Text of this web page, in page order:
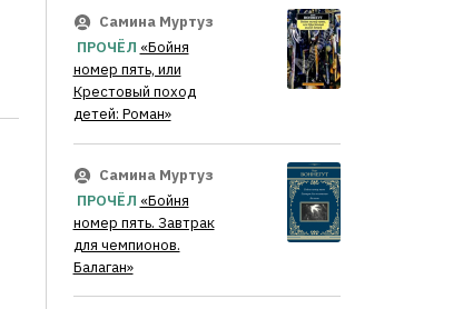
Самина Муртуз
ПРОЧЁЛ «Бойня
номер пять, или
Крестовый поход
детей: Роман»
Самина Муртуз
ПРОЧЁЛ «Бойня
номер пять. Завтрак
для чемпионов.
Балаган»